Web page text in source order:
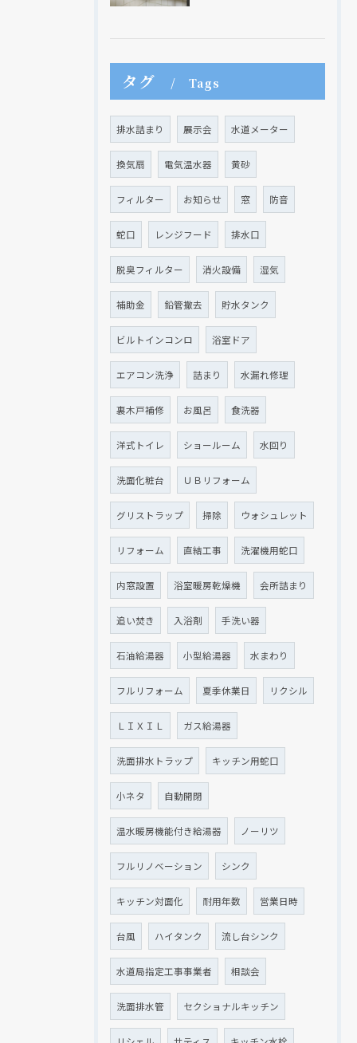
タグ Tags
排水詰まり 展示会 水道メーター
換気扇 電気温水器 黄砂
フィルター お知らせ 窓 防音
蛇口 レンジフード 排水口
脱臭フィルター 消火設備 湿気
補助金 鉛管撤去 貯水タンク
ビルトインコンロ 浴室ドア
エアコン洗浄 詰まり 水漏れ修理
裏木戸補修 お風呂 食洗器
洋式トイレ ショールーム 水回り
洗面化粧台 ＵＢリフォーム
グリストラップ 掃除 ウォシュレット
リフォーム 直結工事 洗濯機用蛇口
内窓設置 浴室暖房乾燥機 会所詰まり
追い焚き 入浴剤 手洗い器
石油給湯器 小型給湯器 水まわり
フルリフォーム 夏季休業日 リクシル
ＬＩＸＩＬ ガス給湯器
洗面排水トラップ キッチン用蛇口
小ネタ 自動開閉
温水暖房機能付き給湯器 ノーリツ
フルリノベーション シンク
キッチン対面化 耐用年数 営業日時
台風 ハイタンク 流し台シンク
水道局指定工事事業者 相談会
洗面排水管 セクショナルキッチン